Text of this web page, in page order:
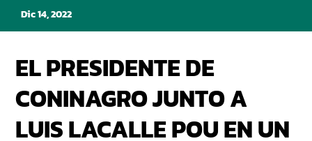
Dic 14, 2022
EL PRESIDENTE DE
CONINAGRO JUNTO A
LUIS LACALLE POU EN UN